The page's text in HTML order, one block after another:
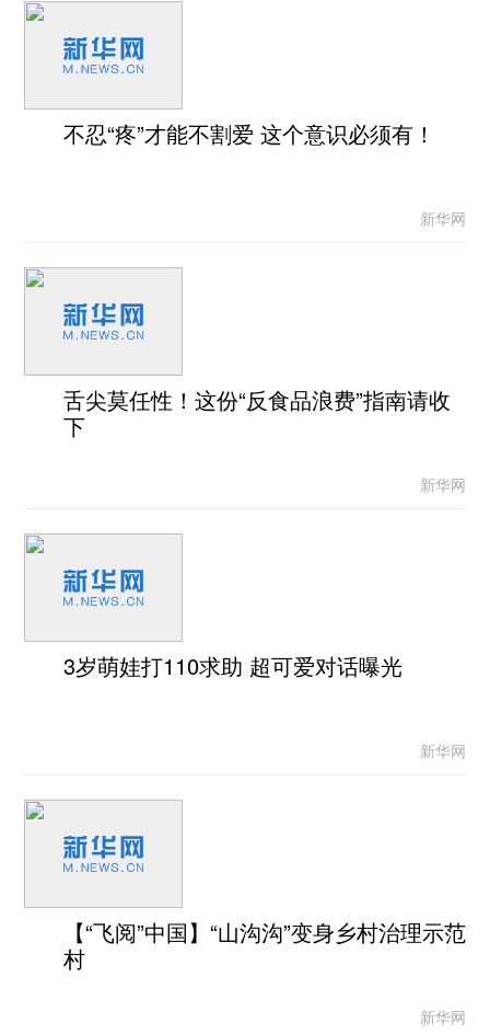
不忍“疼”才能不割爱 这个意识必须有！
新华网
舌尖莫任性！这份“反食品浪费”指南请收
下
新华网
3岁萌娃打110求助 超可爱对话曝光
新华网
【“飞阅”中国】“山沟沟”变身乡村治理示范
村
新华网